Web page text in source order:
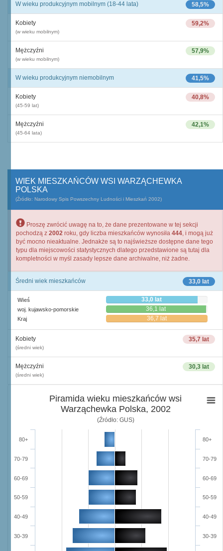
58,5%
W wieku produkcyjnym mobilnym (18-44 lata)
59,2%
Kobiety
(w wieku mobilnym)
57,9%
Mężczyźni
(w wieku mobilnym)
41,5%
W wieku produkcyjnym niemobilnym
40,8%
Kobiety
(45-59 lat)
42,1%
Mężczyźni
(45-64 lata)
WIEK MIESZKAŃCÓW WSI WARZĄCHEWKA
POLSKA
(Źródło: Narodowy Spis Powszechny Ludności i Mieszkań 2002)
Proszę zwrócić uwagę na to, że dane prezentowane w tej sekcji
pochodzą z 2002 roku, gdy liczba mieszkańców wynosiła 444, i mogą już
być mocno nieaktualne. Jednakże są to najświeższe dostępne dane tego
typu dla miejscowości statystycznych dlatego przedstawione są tutaj dla
kompletności w myśl zasady lepsze dane archiwalne, niż żadne.
33,0 lat
Średni wiek mieszkańców
Wieś 33,0 lat
woj. kujawsko-pomorskie 36,1 lat
Kraj 36,7 lat
35,7 lat
Kobiety
(średni wiek)
30,3 lat
Mężczyźni
(średni wiek)
Piramida wieku mieszkańców wsi
Warząchewka Polska, 2002
(Źródło: GUS)
30-39
40-49
50-59
60-69
70-79
80+
30-39
40-49
50-59
60-69
70-79
80+